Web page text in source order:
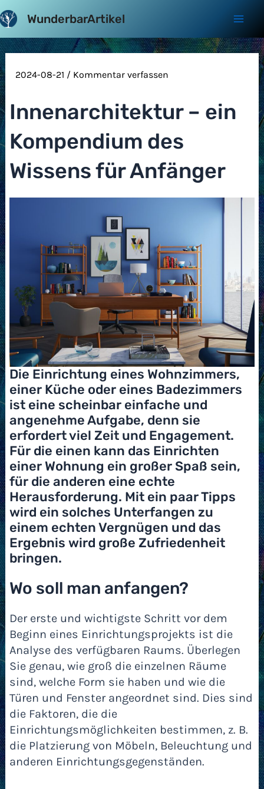
Zum
Inhalt
springen
WunderbarArtikel
2024-08-21 / Kommentar verfassen
Innenarchitektur – ein
Kompendium des
Wissens für Anfänger
Die Einrichtung eines Wohnzimmers,
einer Küche oder eines Badezimmers
ist eine scheinbar einfache und
angenehme Aufgabe, denn sie
erfordert viel Zeit und Engagement.
Für die einen kann das Einrichten
einer Wohnung ein großer Spaß sein,
für die anderen eine echte
Herausforderung. Mit ein paar Tipps
wird ein solches Unterfangen zu
einem echten Vergnügen und das
Ergebnis wird große Zufriedenheit
bringen.
Wo soll man anfangen?
Der erste und wichtigste Schritt vor dem
Beginn eines Einrichtungsprojekts ist die
Analyse des verfügbaren Raums. Überlegen
Sie genau, wie groß die einzelnen Räume
sind, welche Form sie haben und wie die
Türen und Fenster angeordnet sind. Dies sind
die Faktoren, die die
Einrichtungsmöglichkeiten bestimmen, z. B.
die Platzierung von Möbeln, Beleuchtung und
anderen Einrichtungsgegenständen.